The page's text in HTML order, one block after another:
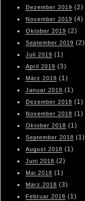
Dezember 2019 (2)
November 2019 (4)
Oktober 2019 (2)
September 2019 (2)
Juli 2019 (1)
April 2019 (3)
März 2019 (1)
Januar 2019 (1)
Dezember 2018 (1)
November 2018 (1)
Oktober 2018 (1)
September 2018 (1)
August 2018 (1)
Juni 2018 (2)
Mai 2018 (1)
März 2018 (3)
Februar 2018 (1)